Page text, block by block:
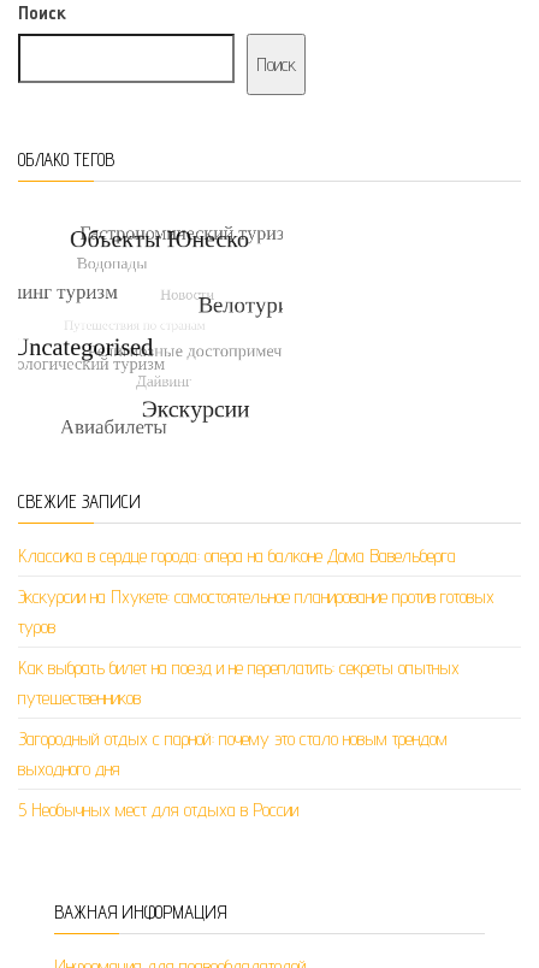
Поиск
Поиск
ОБЛАКО ТЕГОВ
СВЕЖИЕ ЗАПИСИ
Классика в сердце города: опера на балконе Дома Вавельберга
Экскурсии на Пхукете: самостоятельное планирование против готовых
туров
Как выбрать билет на поезд и не переплатить: секреты опытных
путешественников
Загородный отдых с парной: почему это стало новым трендом
выходного дня
5 Необычных мест для отдыха в России
ВАЖНАЯ ИНФОРМАЦИЯ